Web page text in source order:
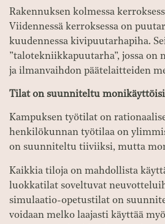
Rakennuksen kolmessa
Viidennessä kerroksessa on
kuudennessa kivipuutarhapiha.
”talotekniikkapuutarha”, jossa on
ja ilmanvaihdon päätelaitteiden
Tilat on suunniteltu
Kampuksen työtilat on
henkilökunnan työtilaa on
on suunniteltu tiiviiksi, mutta
Kaikkia tiloja on mahdollista
luokkatilat soveltuvat
simulaatio-opetustilat on
voidaan melko laajasti käyttää